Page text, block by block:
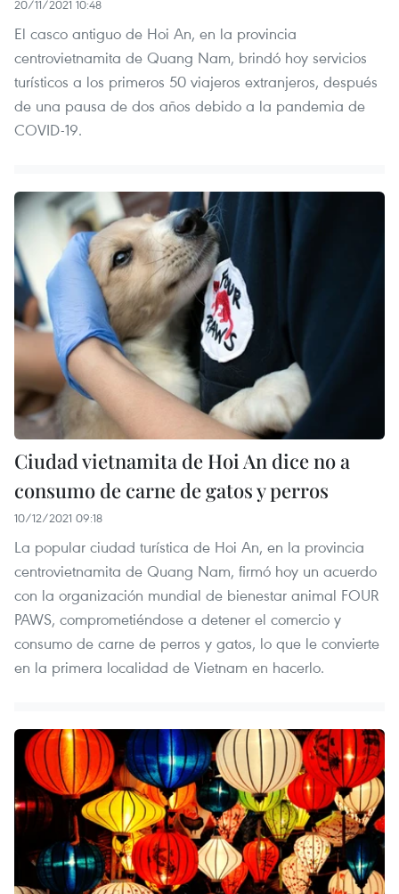
20/11/2021 10:48
El casco antiguo de Hoi An, en la provincia
centrovietnamita de Quang Nam, brindó hoy servicios
turísticos a los primeros 50 viajeros extranjeros, después
de una pausa de dos años debido a la pandemia de
COVID-19.
Ciudad vietnamita de Hoi An dice no a
consumo de carne de gatos y perros
10/12/2021 09:18
La popular ciudad turística de Hoi An, en la provincia
centrovietnamita de Quang Nam, firmó hoy un acuerdo
con la organización mundial de bienestar animal FOUR
PAWS, comprometiéndose a detener el comercio y
consumo de carne de perros y gatos, lo que le convierte
en la primera localidad de Vietnam en hacerlo.